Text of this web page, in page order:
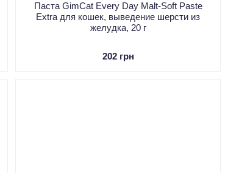
Паста GimCat Every Day Malt-Soft Paste
Extra для кошек, выведение шерсти из
желудка, 20 г
202 грн